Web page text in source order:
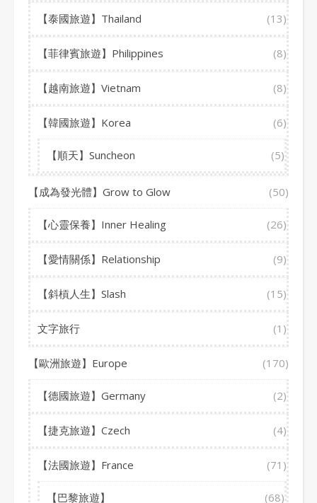
【泰國旅遊】Thailand (13)
【菲律賓旅遊】Philippines (8)
【越南旅遊】Vietnam (8)
【韓國旅遊】Korea (6)
【順天】Suncheon (5)
【成為發光體】Grow to Glow (50)
【心靈保養】Inner Healing (26)
【愛情關係】Relationship (9)
【斜槓人生】Slash (15)
文字旅行 (1)
【歐洲旅遊】Europe (170)
【德國旅遊】Germany (2)
【捷克旅遊】Czech (4)
【法國旅遊】France (71)
【巴黎旅遊】 (68)